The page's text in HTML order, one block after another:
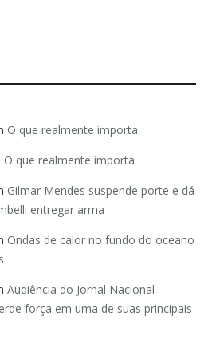
O que realmente importa
O que realmente importa
Gilmar Mendes suspende porte e dá
entregar arma
Ondas de calor no fundo do oceano
Audiência do Jornal Nacional
força em uma de suas principais